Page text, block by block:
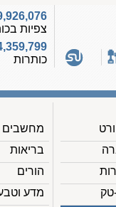
צפיות
14,359,799
כותרות
מחשבים
בריאות
הורים
מדע וטבע